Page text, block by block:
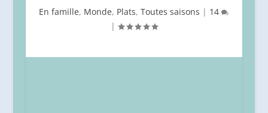
En famille, Monde, Plats,Toutes saisons | 14
|